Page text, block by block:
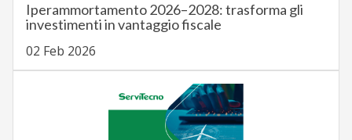
Iperammortamento 2026–2028: trasforma gli
investimenti in vantaggio fiscale
02 Feb 2026